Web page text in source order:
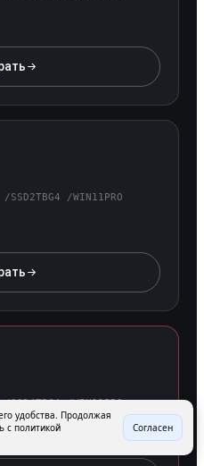
конфигурацию 64 ГБ / SSD 1 ТБ
/WIN11PRO
конфигурацию 64 ГБ / SSD 2 ТБ
/WIN11PRO
удобства. Продолжая
с политикой
Согласен